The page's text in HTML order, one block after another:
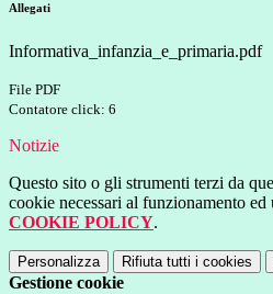
Allegati
Informativa_infanzia_e_primaria.pdf
File PDF
Contatore click: 6
Notizie
Questo sito o gli strumenti terzi da
cookie necessari al funzionamento
COOKIE POLICY.
Personalizza Rifiuta tutti i cookies
Gestione cookie